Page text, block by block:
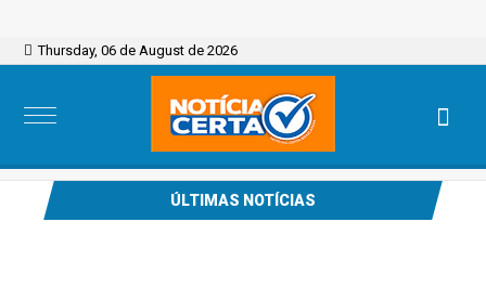
Thursday, 06 de August de 2026
ÚLTIMAS NOTÍCIAS